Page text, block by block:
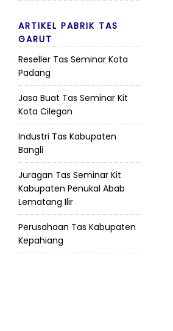
ARTIKEL PABRIK TAS
GARUT
Reseller Tas Seminar Kota
Padang
Jasa Buat Tas Seminar Kit
Kota Cilegon
Industri Tas Kabupaten
Bangli
Juragan Tas Seminar Kit
Kabupaten Penukal Abab
Lematang Ilir
Perusahaan Tas Kabupaten
Kepahiang